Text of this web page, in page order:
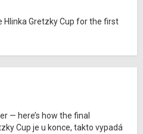
Hlinka Gretzky Cup for the first
— here’s how the final
Cup je u konce, takto vypadá